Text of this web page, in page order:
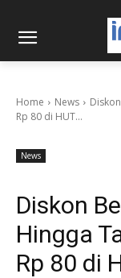
Home News
Rp 80 di HUT...
News
Diskon
Hingga
Rp 80 di